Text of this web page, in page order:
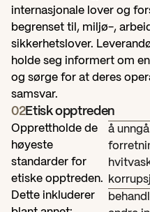
internasjonale lover og
begrenset til, miljø-,
sikkerhetslover.
holde seg informert om
og sørge for at deres
samsvar.
02Etisk opptreden
Opprettholde de
høyeste
standarder for
etiske opptreden.
Dette inkluderer
å